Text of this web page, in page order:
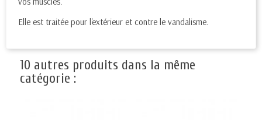
Elle est traitée pour l'extérieur et contre le vandalisme.
10 autres produits dans la même
catégorie :